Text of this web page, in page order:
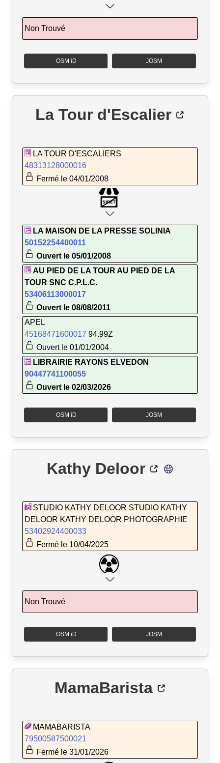
Non Trouvé
OSM iD JOSM
La Tour d'Escalier
LA TOUR D'ESCALIERS
48313128000016
Fermé le 04/01/2008
LA MAISON DE LA PRESSE SOLINIA
50152254400011
Ouvert le 05/01/2008
AU PIED DE LA TOUR AU PIED DE LA
TOUR SNC C.P.L.C.
53406113000017
Ouvert le 08/08/2011
APEL
45168471600017 94.99Z
Ouvert le 01/01/2004
LIBRAIRIE RAYONS ELVEDON
90447741100055
Ouvert le 02/03/2026
OSM iD JOSM
Kathy Deloor
STUDIO KATHY DELOOR STUDIO KATHY
DELOOR KATHY DELOOR PHOTOGRAPHIE
53402924400033
Fermé le 10/04/2025
Non Trouvé
OSM iD JOSM
MamaBarista
MAMABARISTA
79500587500021
Fermé le 31/01/2026